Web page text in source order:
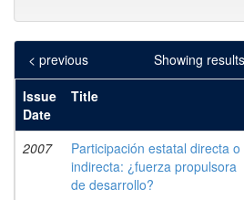
Showing
< previous
Issue
Date
Title
2007
Participación estatal directa o
indirecta: ¿fuerza propulsora
de desarrollo?